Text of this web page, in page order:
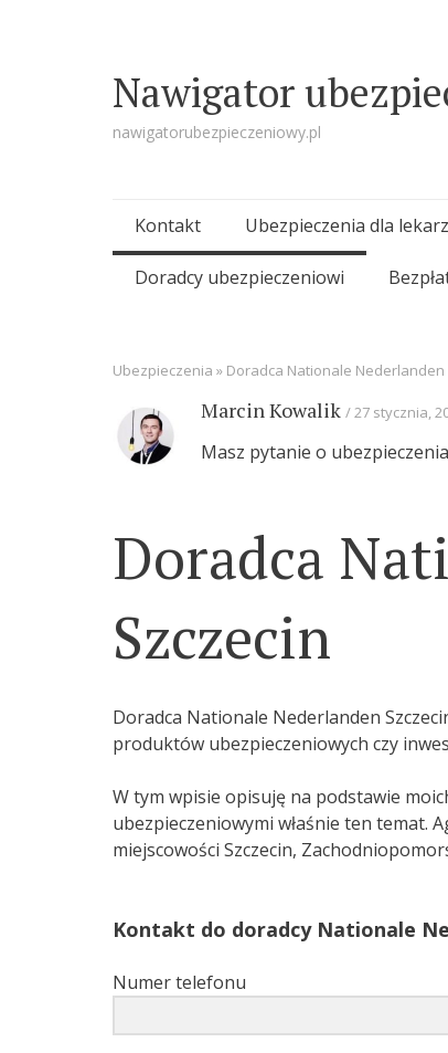
Nawigator
nawigatorubezpieczeniowy.pl
Skip
to
Kontakt Ubezpieczenia dla
Doradcy ubezpieczeniowi
Ubezpieczenia » Doradca Nationale Nederlanden
Marcin Kowalik 27 stycznia,
Masz pytanie o
Doradca
Szczecin
Doradca Nationale Nederlanden
produktów ubezpieczeniowych czy
W tym wpisie opisuję na podstawie
ubezpieczeniowymi właśnie ten temat.
miejscowości Szczecin,
Kontakt do doradcy Nationale
Numer telefonu